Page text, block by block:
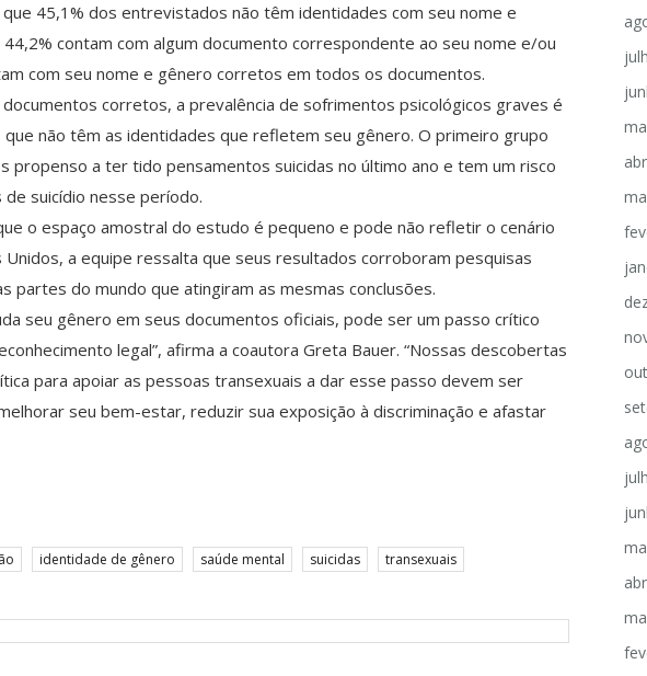
45,1% dos entrevistados não têm identidades com seu nome e
contam com algum documento correspondente ao seu nome e/ou
com seu nome e gênero corretos em todos os documentos.
corretos, a prevalência de sofrimentos psicológicos graves é
não têm as identidades que refletem seu gênero. O primeiro grupo
propenso a ter tido pensamentos suicidas no último ano e tem um risco
suicídio nesse período.
o espaço amostral do estudo é pequeno e pode não refletir o cenário
a equipe ressalta que seus resultados corroboram pesquisas
partes do mundo que atingiram as mesmas conclusões.
seu gênero em seus documentos oficiais, pode ser um passo crítico
legal”, afirma a coautora Greta Bauer. “Nossas descobertas
para apoiar as pessoas transexuais a dar esse passo devem ser
seu bem-estar, reduzir sua exposição à discriminação e afastar
identidade de gênero saúde mental suicidas transexuais